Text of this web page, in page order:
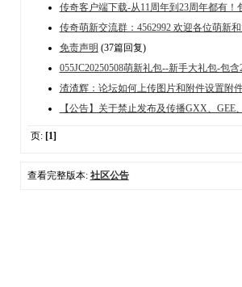
传奇客户端下载-从11周年到23周年都有
传奇萌新交流群：4562992 欢迎各位萌新
免责声明 (37篇回复)
055JC20250508萌新礼包--新手大礼包-包
渣渣辉：论坛如何上传图片和附件设置附
【公告】关于禁止发布及传播GXX、
页: [1]
查看完整版本: 社区公告